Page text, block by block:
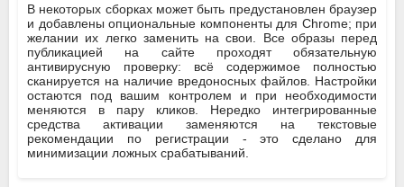
В некоторых сборках может быть предустановлен браузер
и добавлены опциональные компоненты для Chrome; при
желании их легко заменить на свои. Все образы перед
публикацией на сайте проходят обязательную
антивирусную проверку: всё содержимое полностью
сканируется на наличие вредоносных файлов. Настройки
остаются под вашим контролем и при необходимости
меняются в пару кликов. Нередко интегрированные
средства активации заменяются на текстовые
рекомендации по регистрации - это сделано для
минимизации ложных срабатываний.